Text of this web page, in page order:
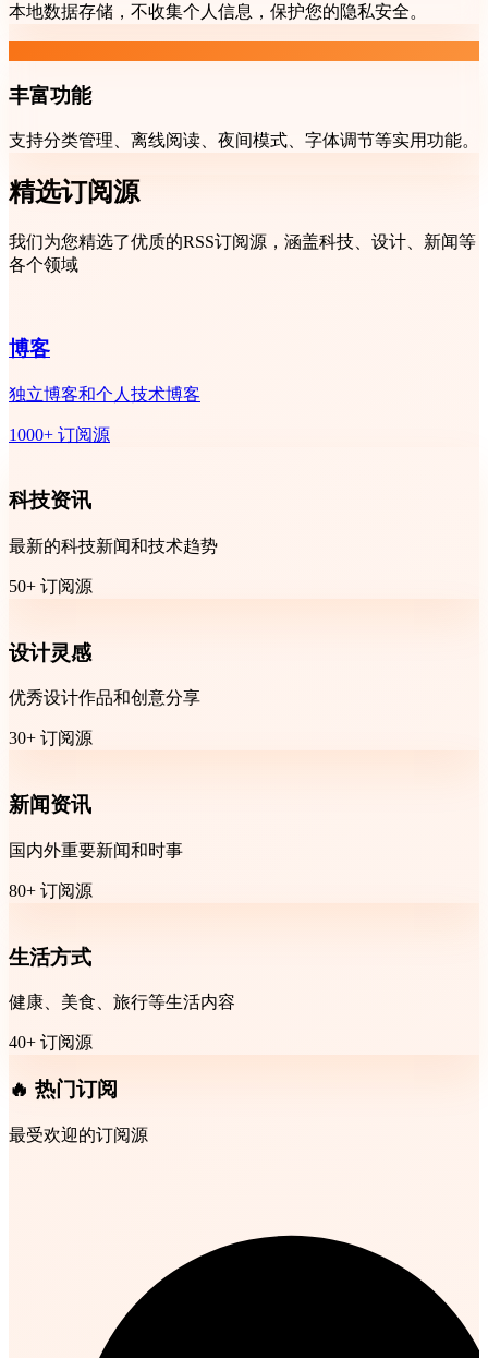
本地数据存储，不收集个人信息，保护您的隐私安全。
丰富功能
支持分类管理、离线阅读、夜间模式、字体调节等实用功能。
精选订阅源
我们为您精选了优质的RSS订阅源，涵盖科技、设计、新闻等
各个领域
博客
独立博客和个人技术博客
1000+ 订阅源
科技资讯
最新的科技新闻和技术趋势
50+ 订阅源
设计灵感
优秀设计作品和创意分享
30+ 订阅源
新闻资讯
国内外重要新闻和时事
80+ 订阅源
生活方式
健康、美食、旅行等生活内容
40+ 订阅源
🔥 热门订阅
最受欢迎的订阅源